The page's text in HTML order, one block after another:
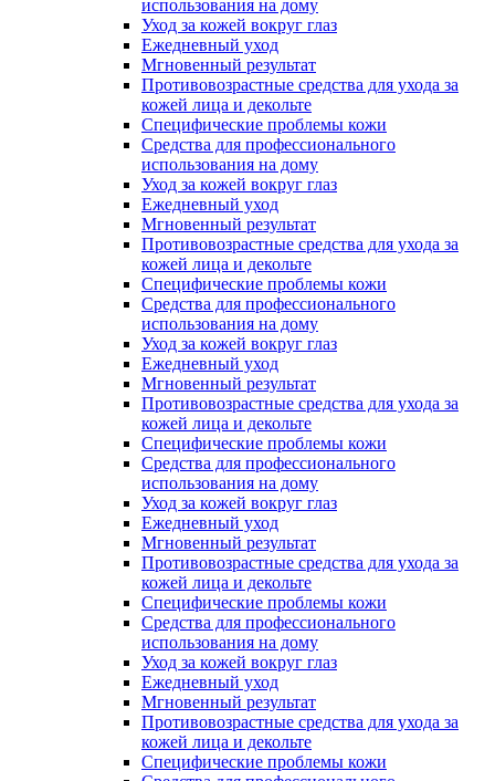
использования на дому
Уход за кожей вокруг глаз
Ежедневный уход
Мгновенный результат
Противовозрастные средства для ухода за
кожей лица и декольте
Специфические проблемы кожи
Средства для профессионального
использования на дому
Уход за кожей вокруг глаз
Ежедневный уход
Мгновенный результат
Противовозрастные средства для ухода за
кожей лица и декольте
Специфические проблемы кожи
Средства для профессионального
использования на дому
Уход за кожей вокруг глаз
Ежедневный уход
Мгновенный результат
Противовозрастные средства для ухода за
кожей лица и декольте
Специфические проблемы кожи
Средства для профессионального
использования на дому
Уход за кожей вокруг глаз
Ежедневный уход
Мгновенный результат
Противовозрастные средства для ухода за
кожей лица и декольте
Специфические проблемы кожи
Средства для профессионального
использования на дому
Уход за кожей вокруг глаз
Ежедневный уход
Мгновенный результат
Противовозрастные средства для ухода за
кожей лица и декольте
Специфические проблемы кожи